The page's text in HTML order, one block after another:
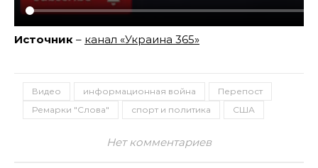
Источник – канал «Украина 365»
Видео информационная война
Перепост
Ремарки "Слова"
спорт и политика США
Нет комментариев